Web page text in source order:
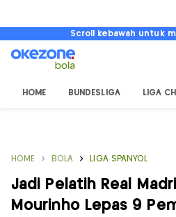
Scroll kebawah untuk
HOME BUNDESLIGA LIGA
HOME BOLA LIGA SPANYOL
Jadi Pelatih Real
Mourinho Lepas 9